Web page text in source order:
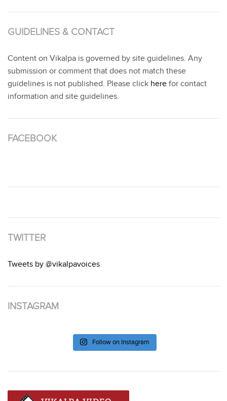
GUIDELINES & CONTACT
Content on Vikalpa is governed by site guidelines. Any
submission or comment that does not match these
guidelines is not published. Please click here for contact
information and site guidelines.
FACEBOOK
TWITTER
Tweets by @vikalpavoices
INSTAGRAM
Follow on Instagram